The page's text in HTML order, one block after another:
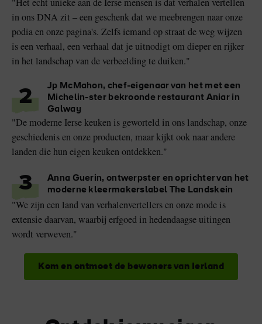
in ons DNA zit – een geschenk dat we meebrengen naar onze
podia en onze pagina's. Zelfs iemand op straat de weg wijzen
is een verhaal, een verhaal dat je uitnodigt om dieper en rijker
in het landschap van de verbeelding te duiken."
2
Jp McMahon, chef-eigenaar van het met een
Michelin-ster bekroonde restaurant Aniar in
Galway
"De moderne Ierse keuken is geworteld in ons landschap, onze
geschiedenis en onze producten, maar kijkt ook naar andere
landen die hun eigen keuken ontdekken."
3
Anna Guerin, ontwerpster en oprichter van het
moderne kleermakerslabel The Landskein
"We zijn een land van verhalenvertellers en onze mode is
extensie daarvan, waarbij erfgoed in hedendaagse uitingen
wordt verweven."
Kom en ontmoet de bewoners van Ierland